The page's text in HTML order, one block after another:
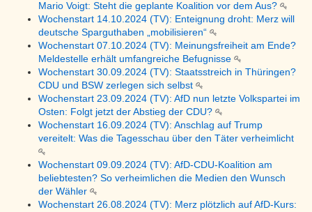
Mario Voigt: Steht die geplante Koalition vor dem Aus?
Wochenstart 14.10.2024 (TV): Enteignung droht: Merz will
deutsche Sparguthaben „mobilisieren“
Wochenstart 07.10.2024 (TV): Meinungsfreiheit am Ende?
Meldestelle erhält umfangreiche Befugnisse
Wochenstart 30.09.2024 (TV): Staatsstreich in Thüringen?
CDU und BSW zerlegen sich selbst
Wochenstart 23.09.2024 (TV): AfD nun letzte Volkspartei im
Osten: Folgt jetzt der Abstieg der CDU?
Wochenstart 16.09.2024 (TV): Anschlag auf Trump
vereitelt: Was die Tagesschau über den Täter verheimlicht
Wochenstart 09.09.2024 (TV): AfD-CDU-Koalition am
beliebtesten? So verheimlichen die Medien den Wunsch
der Wähler
Wochenstart 26.08.2024 (TV): Merz plötzlich auf AfD-Kurs: